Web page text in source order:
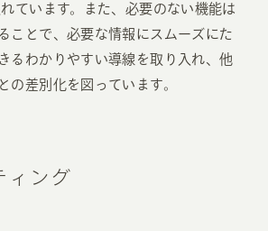
ています。また、必要のない機能は
ことで、必要な情報にスムーズにた
るわかりやすい導線を取り入れ、他
の差別化を図っています。
ィング